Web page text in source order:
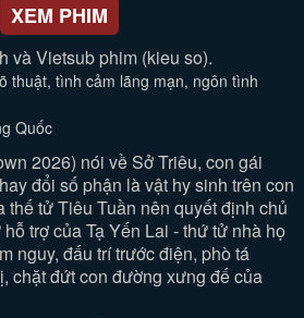
XEM PHIM
và Vietsub phim (kieu so).
thuật, tình cảm lãng mạn, ngôn tình
Quốc
2026) nói về Sở Triêu, con gái
đổi số phận là vật hy sinh trên con
thế tử Tiêu Tuần nên quyết định chủ
trợ của Tạ Yến Lai - thứ tử nhà họ
nguy, đấu trí trước điện, phò tá
chặt đứt con đường xưng đế của